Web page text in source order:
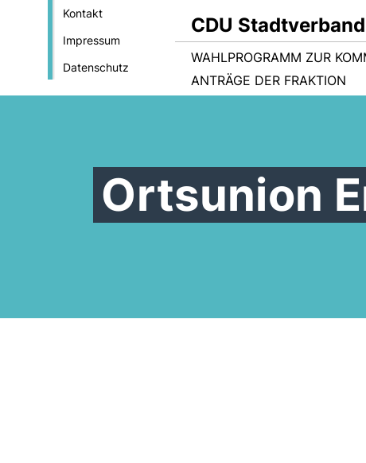
Kontakt
Impressum
Datenschutz
CDU
WAHLPROGRAMM ZUR
ANTRÄGE DER FRAKTION
Ortsunion